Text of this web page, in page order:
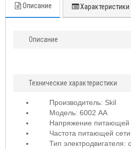
Описание Характеристики
Описание
Технические характеристики
Производитель: Skil
Модель: 6002 AA
Напряжение питающей
Частота питающей
Тип электродвигателя: